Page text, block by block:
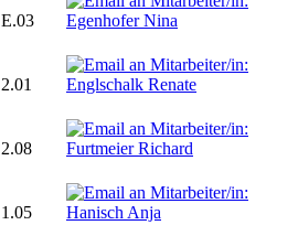
E.03
2.01
2.08
1.05